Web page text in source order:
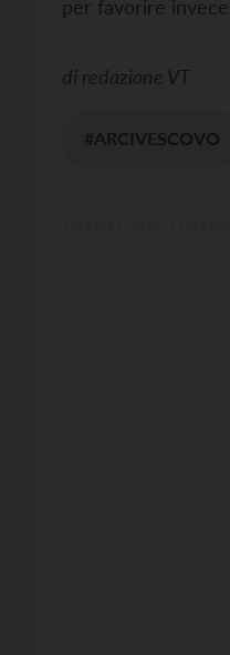
per favorire
di redazione VT
#ARCIVESCOVO